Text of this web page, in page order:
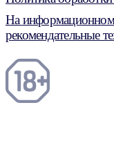
На информационном
рекомендательные